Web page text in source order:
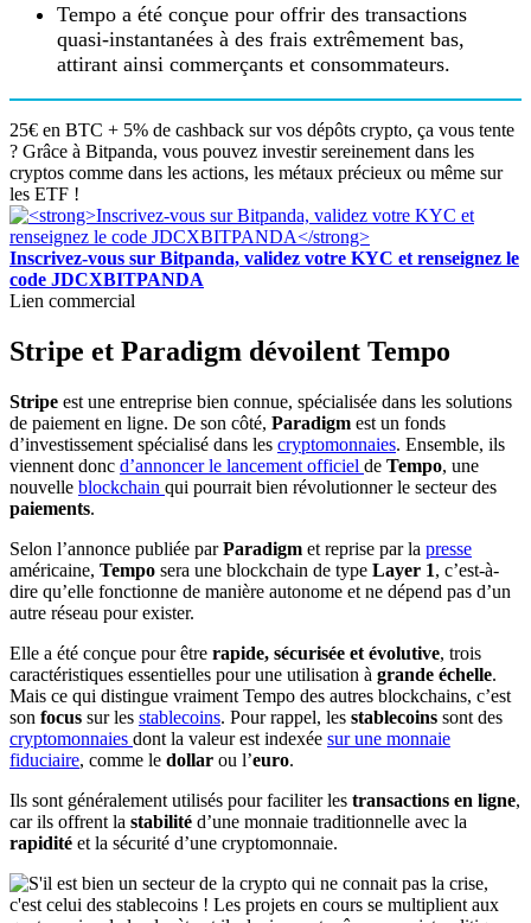
Tempo a été conçue pour offrir des transactions
quasi-instantanées à des frais extrêmement bas,
attirant ainsi commerçants et consommateurs.
25€ en BTC + 5% de cashback sur vos dépôts crypto, ça vous tente
? Grâce à Bitpanda, vous pouvez investir sereinement dans les
cryptos comme dans les actions, les métaux précieux ou même sur
les ETF !
Inscrivez-vous sur Bitpanda, validez votre KYC et renseignez le
code JDCXBITPANDA
Lien commercial
Stripe et Paradigm dévoilent Tempo
Stripe est une entreprise bien connue, spécialisée dans les solutions
de paiement en ligne. De son côté, Paradigm est un fonds
d’investissement spécialisé dans les cryptomonnaies. Ensemble, ils
viennent donc d’annoncer le lancement officiel de Tempo, une
nouvelle blockchain qui pourrait bien révolutionner le secteur des
paiements.
Selon l’annonce publiée parParadigm et reprise par la presse
américaine, Tempo sera une blockchain de type Layer 1, c’est-à-
dire qu’elle fonctionne de manière autonome et ne dépend pas d’un
autre réseau pour exister.
Elle a été conçue pour être rapide, sécurisée et évolutive, trois
caractéristiques essentielles pour une utilisation à grande échelle.
Mais ce qui distingue vraiment Tempo des autres blockchains, c’est
son focus sur les stablecoins. Pour rappel, les stablecoins sont des
cryptomonnaies dont la valeur est indexée sur une monnaie
fiduciaire, comme le dollar ou l’euro.
Ils sont généralement utilisés pour faciliter les transactions en ligne,
car ils offrent la stabilité d’une monnaie traditionnelle avec la
rapidité et la sécurité d’une cryptomonnaie.